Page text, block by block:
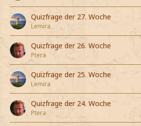
Quizfrage der 27. Woche
Lemira
Quizfrage der 26. Woche
Ptera
Quizfrage der 25. Woche
Lemira
Quizfrage der 24. Woche
Ptera